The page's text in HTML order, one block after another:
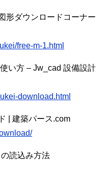
形ダウンロードコーナー
free-m-1.html
い方 – Jw_cad 設備設計
download.html
| 建築パース.com
読込み方法